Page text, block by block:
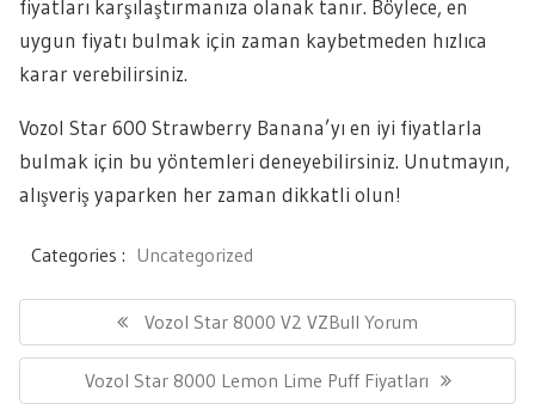
fiyatları karşılaştırmanıza olanak tanır. Böylece, en
uygun fiyatı bulmak için zaman kaybetmeden hızlıca
karar verebilirsiniz.
Vozol Star 600 Strawberry Banana’yı en iyi fiyatlarla
bulmak için bu yöntemleri deneyebilirsiniz. Unutmayın,
alışveriş yaparken her zaman dikkatli olun!
Categories : Uncategorized
Previous
Post:
Vozol Star 8000 V2 VZBull Yorum
Next
Post:
Vozol Star 8000 Lemon Lime Puff Fiyatları